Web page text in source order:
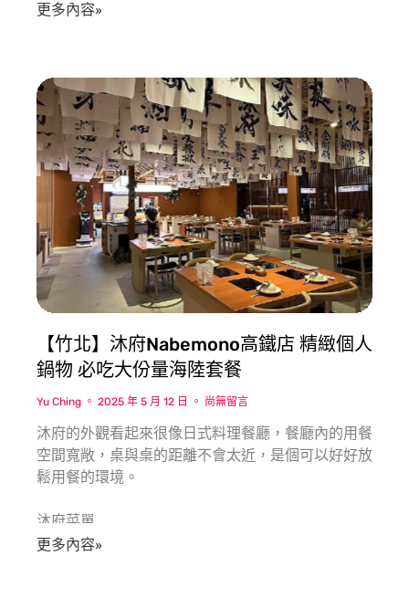
更多內容»
【竹北】沐府Nabemono高鐵店 精緻個人
鍋物 必吃大份量海陸套餐
Yu Ching 2025 年 5 月 12 日 尚無留言
沐府的外觀看起來很像日式料理餐廳，餐廳內的用餐
空間寬敞，桌與桌的距離不會太近，是個可以好好放
鬆用餐的環境。
沐府菜單
沐府是屬於個人精緻套餐小火鍋，所以每個人可以先
更多內容»